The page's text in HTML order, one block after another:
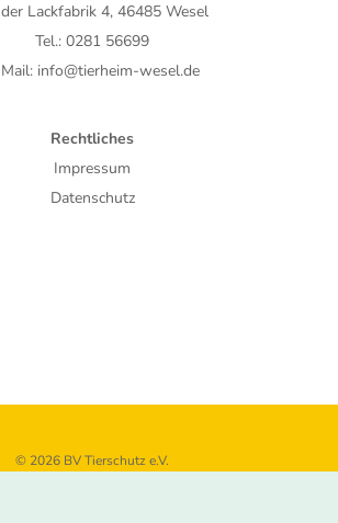
Lackfabrik 4, 46485 Wesel
Tel.: 0281 56699
info@tierheim-wesel.de
Rechtliches
Impressum
Datenschutz
© 2026 BV Tierschutz e.V.